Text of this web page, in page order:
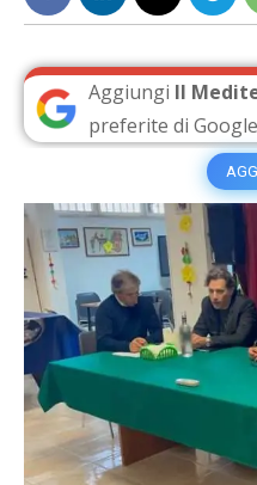
Aggiungi Il
preferite di